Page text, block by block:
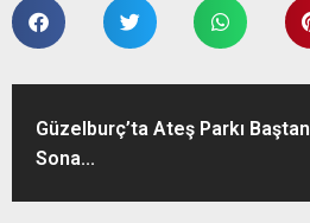
Güzelburç’ta Ateş Parkı Baştan
Sona...